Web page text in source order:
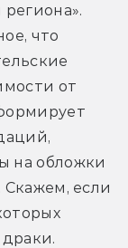
что
от
на обложки
если